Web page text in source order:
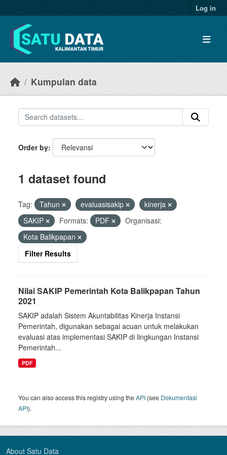
Log in
Kumpulan data
Order by
1 dataset found
Tag: Tahun evaluasisakip
kinerja
SAKIP
Formats: PDF
Organisasi:
Kota Balikpapan
Filter Results
Nilai SAKIP Pemerintah Kota Balikpapan Tahun
2021
SAKIP adalah Sistem Akuntabilitas Kinerja Instansi
Pemerintah, digunakan sebagai acuan untuk melakukan
evaluasi atas implementasi SAKIP di lingkungan Instansi
Pemerintah...
PDF
You can also access this registry using theAPI (see Dokumentasi
API).
About Satu Data